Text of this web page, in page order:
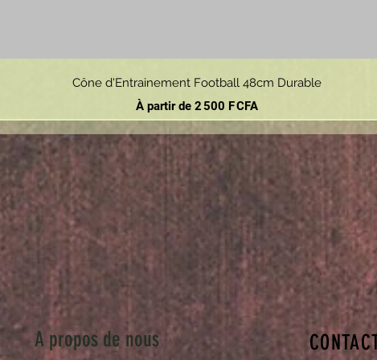
Aperçu rapide
Cône d'Entrainement Football 48cm Durable
À partir de 2 500 F CFA
Prix promotionnel
A propos de nous